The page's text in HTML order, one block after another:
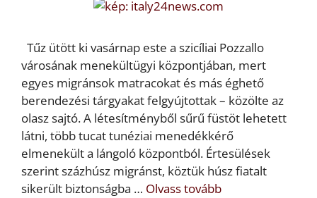
Tűz ütött ki vasárnap este a szicíliai Pozzallo
városának menekültügyi központjában, mert
egyes migránsok matracokat és más éghető
berendezési tárgyakat felgyújtottak – közölte az
olasz sajtó. A létesítményből sűrű füstöt lehetett
látni, több tucat tunéziai menedékkérő
elmenekült a lángoló központból. Értesülések
szerint százhúsz migránst, köztük húsz fiatalt
sikerült biztonságba … Olvass tovább